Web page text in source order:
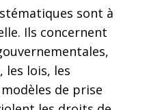
sont à
Ils concernent
les lois, les
de prise